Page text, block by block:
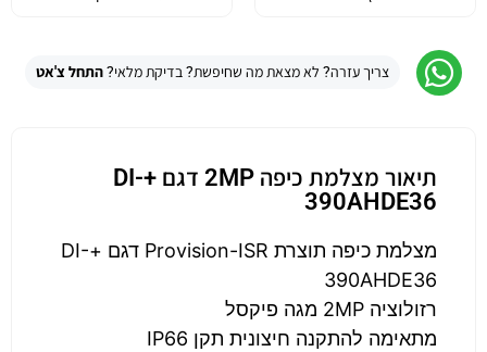
צריך עזרה? לא מצאת מה שחיפשת? בדיקת מלאי?התחל צ'אט
תיאור מצלמת כיפה 2MP דגם +DI-
390AHDE36
מצלמת כיפה תוצרת Provision-ISR דגם +DI-
390AHDE36
רזולוציה 2MP מגה פיקסל
מתאימה להתקנה חיצונית תקן IP66